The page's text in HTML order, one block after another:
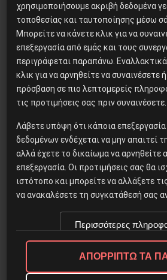
31 Αυγούστου, 2021
Περιβάλλον
Ο εφιάλτης των
Ένας πρώτος απολογισμός 4
του Θόδωρου Κουτσουμπού
7 Αυγούστου, 2021
Δημοφιλή
χρησιμοποιήσουμε ακριβή δεδομένα
τοποθεσίας και ταυτοποίησης μέσω
Μπορείτε να κάνετε κλικ για να
επεξεργασία από εμάς και τους
περιγράφεται παραπάνω.
κλικ για να αρνηθείτε να συναινέσετε
πρόσβαση σε πιο λεπτομερείς
τις προτιμήσεις σας πριν συναινέσετε.
Λάβετε υπόψη ότι κάποια
δεδομένων ενδέχεται να μην απαιτεί
αλλά έχετε το δικαίωμα να αρνηθείτε
επεξεργασία. Οι προτιμήσεις σας θα
ιστότοπο και μπορείτε να αλλάξετε
να ανακαλέσετε τη συγκατάθεσή σας
Περισσότερες
ΑΠΟΡΡΙΠΤΩ ΤΑ